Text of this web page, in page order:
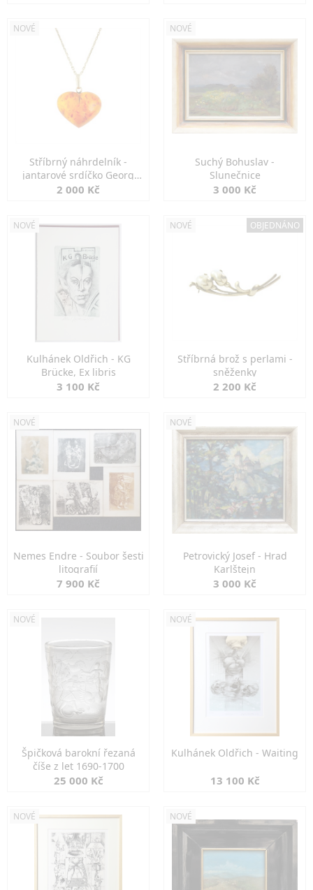
NOVÉ
Stříbrný náhrdelník -
jantarové srdíčko Georg
Kramer
2 000 Kč
NOVÉ
Suchý Bohuslav -
Slunečnice
3 000 Kč
NOVÉ
Kulhánek Oldřich - KG
Brücke, Ex libris
3 100 Kč
NOVÉ OBJEDNÁNO
Stříbrná brož s perlami -
sněženky
2 200 Kč
NOVÉ
Nemes Endre - Soubor šesti
litografií
7 900 Kč
NOVÉ
Petrovický Josef - Hrad
Karlštejn
3 000 Kč
NOVÉ
Špičková barokní řezaná
číše z let 1690-1700
25 000 Kč
NOVÉ
Kulhánek Oldřich - Waiting
13 100 Kč
NOVÉ NOVÉ